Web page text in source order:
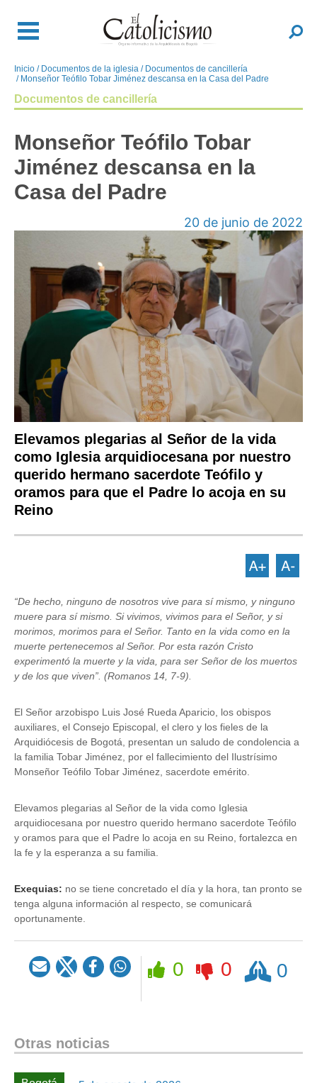
contenido
Buscar
Sobrescribir
de
a
la
navegación
Inicio Documentos de la iglesia
Documentos de cancillería
Monseñor Teófilo Tobar Jiménez descansa en la Casa del Padre
Documentos de cancillería
Monseñor Teófilo Tobar
Jiménez descansa en la
Casa del Padre
20 de junio de 2022
Elevamos plegarias al Señor de la vida
como Iglesia arquidiocesana por nuestro
querido hermano sacerdote Teófilo y
oramos para que el Padre lo acoja en su
Reino
“De hecho, ninguno de nosotros vive para sí mismo, y ninguno
muere para sí mismo. Si vivimos, vivimos para el Señor, y si
morimos, morimos para el Señor. Tanto en la vida como en la
muerte pertenecemos al Señor. Por esta razón Cristo
experimentó la muerte y la vida, para ser Señor de los muertos
y de los que viven”. (Romanos 14, 7-9).
El Señor arzobispo Luis José Rueda Aparicio, los obispos
auxiliares, el Consejo Episcopal, el clero y los fieles de la
Arquidiócesis de Bogotá, presentan un saludo de condolencia a
la familia Tobar Jiménez, por el fallecimiento del Ilustrísimo
Monseñor Teófilo Tobar Jiménez, sacerdote emérito.
Elevamos plegarias al Señor de la vida como Iglesia
arquidiocesana por nuestro querido hermano sacerdote Teófilo
y oramos para que el Padre lo acoja en su Reino, fortalezca en
la fe y la esperanza a su familia.
Exequias: no se tiene concretado el día y la hora, tan pronto se
tenga alguna información al respecto, se comunicará
oportunamente.
0 0
Rezar 0
Otras noticias